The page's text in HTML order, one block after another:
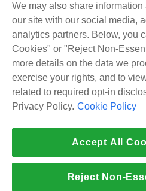
Produtos
Hospedagem na web
Hospedagem Empresarial
Revendedor com etiqueta em branco
Linux gerenciado VPS
Windows não gerenciado VPS
Servidores de nuvem
Balanceadores de carga
Serviços
Migrações de sites
Comunidade
Documentação do Produto
Tutoriais
Companhia
Sobre nós
Contate-Nos
pressione
Programa de Afiliados
Aplicação da lei
Acordo de Afiliado
Apoio, suporte
Conversar ao vivo conosco
Abra um bilhete de suporte
© 2010-2026 Hostwinds,
We may also share information
our site with our social media,
analytics partners. Below, you
Cookies" or "Reject Non-
more details on the data we
exercise your rights, and to
related to required opt-in
Privacy Policy. Cookie Policy
Accept All
Reject Non-